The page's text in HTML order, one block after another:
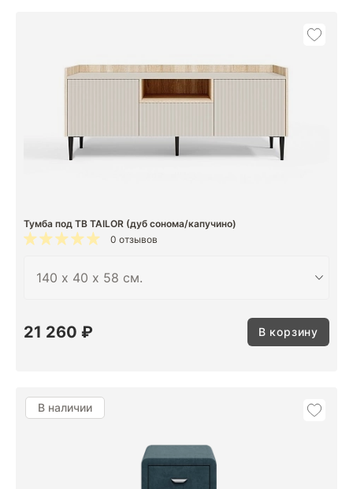
Тумба под ТВ TAILOR (дуб сонома/капучино)
0 отзывов
21 260 ₽ В корзину
В наличии